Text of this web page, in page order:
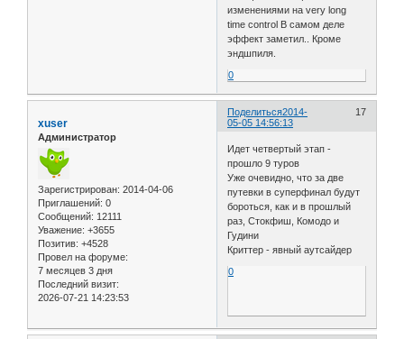
изменениями на very long
time control В самом деле
эффект заметил.. Кроме
эндшпиля.
0
Поделиться 17
2014-
05-05 14:56:13
xuser
Администратор
Зарегистрирован: 2014-04-06
Приглашений: 0
Сообщений: 12111
Уважение: +3655
Позитив: +4528
Провел на форуме:
7 месяцев 3 дня
Последний визит:
2026-07-21 14:23:53
Идет четвертый этап -
прошло 9 туров
Уже очевидно, что за две
путевки в суперфинал будут
бороться, как и в прошлый
раз, Стокфиш, Комодо и
Гудини
Криттер - явный аутсайдер
0